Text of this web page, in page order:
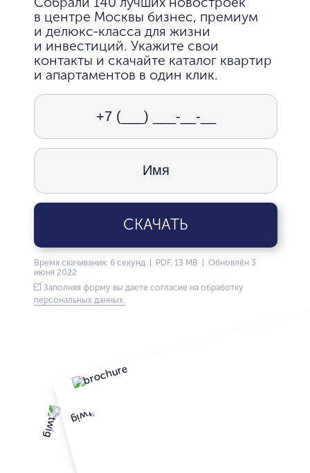
в центре Москвы бизнес, премиум
и делюкс-класса для жизни
и инвестиций. Укажите свои
контакты и скачайте каталог квартир
и апартаментов в один клик.
СКАЧАТЬ
Время скачивания: 6 секунд | PDF, 13 MB | Обновлён 3
июня 2022
Заполняя форму вы даете согласие на обработку
персональных данных.